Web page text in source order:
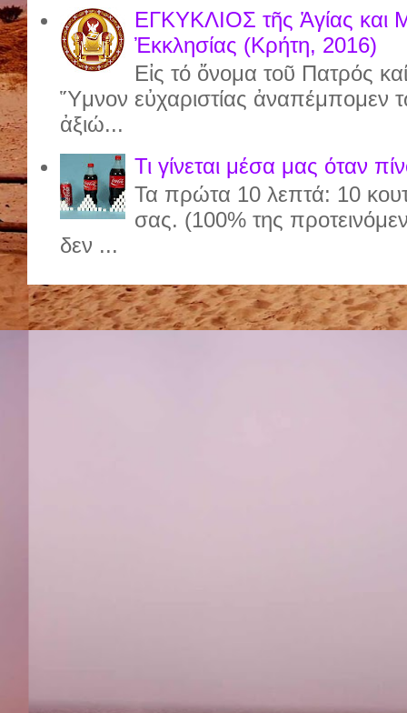
ΕΓΚΥΚΛΙΟΣ τῆς Ἁγίας και
Ἐκκλησίας (Κρήτη, 2016)
Εἰς τό ὄνομα τοῦ Πατρός
Ὕμνον εὐχαριστίας
ἀξιώ...
Τι γίνεται μέσα μας όταν
Τα πρώτα 10 λεπτά: 10
σας. (100% της
δεν ...